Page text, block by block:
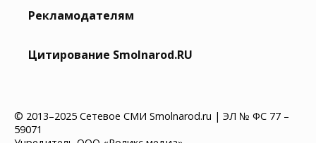
Рекламодателям
Цитирование Smolnarod.RU
© 2013–2025 Сетевое СМИ Smolnarod.ru | ЭЛ № ФС 77 –
59071